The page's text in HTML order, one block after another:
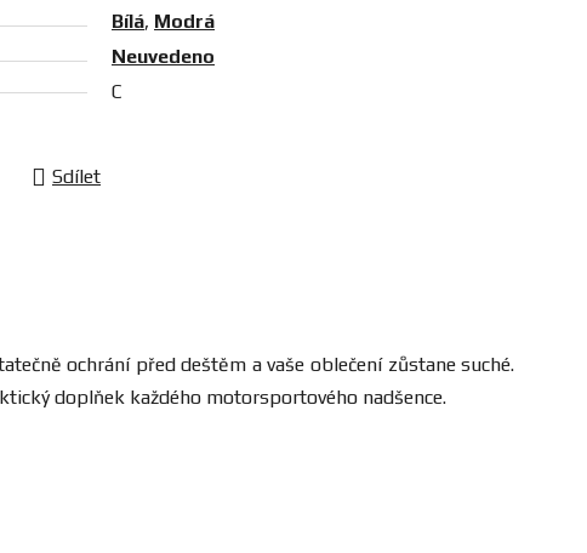
Bílá, Modrá
Neuvedeno
C
Sdílet
ochrání před deštěm a vaše oblečení zůstane suché.
doplňek každého motorsportového nadšence.